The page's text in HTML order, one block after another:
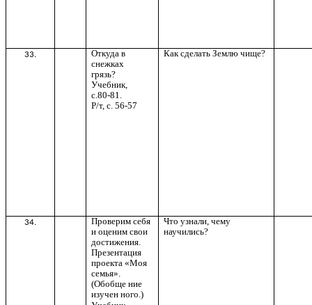
33.
Откуда в
снежках
грязь?
Учебник,
с.80-81.
Р/т, с. 56-57
Как сделать Землю чище?
34.
Проверим себя
и оценим свои
достижения.
Презентация
проекта «Моя
семья».
(Обобще ние
изучен ного.)
Что узнали, чему
научились?